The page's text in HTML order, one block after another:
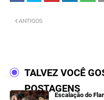
ANTIGOS
TALVEZ VOCÊ
POSTAGENS
Escalação do